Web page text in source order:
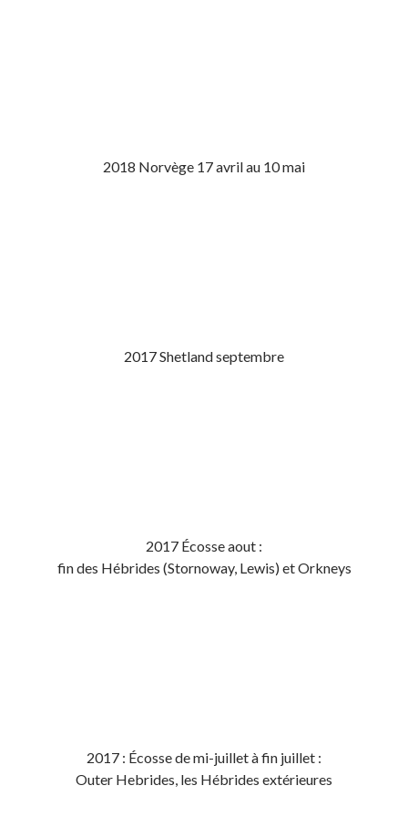
2018 Norvège 17 avril au 10 mai
2017 Shetland septembre
2017 Écosse aout :
fin des Hébrides (Stornoway, Lewis) et Orkneys
2017 : Écosse de mi-juillet à fin juillet :
Outer Hebrides, les Hébrides extérieures